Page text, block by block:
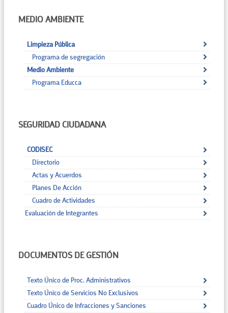
MEDIO AMBIENTE
Limpieza Pública
Programa de segregación
Medio Ambiente
Programa Educca
SEGURIDAD CIUDADANA
CODISEC
Directorio
Actas y Acuerdos
Planes De Acción
Cuadro de Actividades
Evaluación de Integrantes
DOCUMENTOS DE GESTIÓN
Texto Único de Proc. Administrativos
Texto Único de Servicios No Exclusivos
Cuadro Único de Infracciones y Sanciones